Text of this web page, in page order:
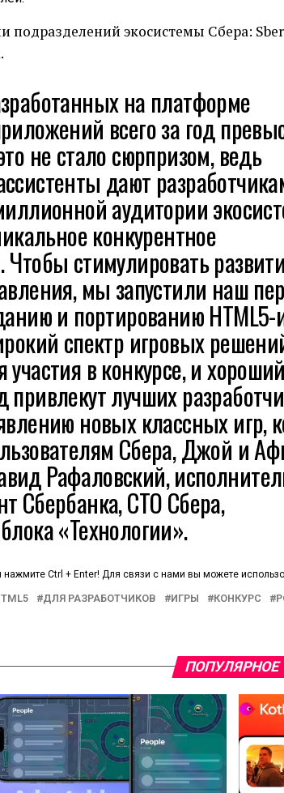
экосистемы Сбера:
на платформе
всего за год
не стало сюрпризом, ведь
дают
аудитории
конкурентное
Чтобы стимулировать
мы запустили наш
и портированию HTML5-
спектр игровых
в конкурсе, и хороший
лучших
новых классных игр,
Сбера, Джой и
Рафаловский,
Сбербанка, CTO Сбера,
«Технологии».
Ctrl + Enter! Для связи с нами вы можете
ДЛЯ РАЗРАБОТЧИКОВ ИГРЫ КОНКУРС
ПОПУЛЯРНОЕ